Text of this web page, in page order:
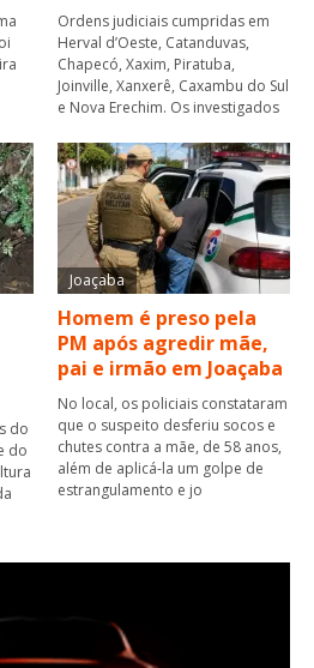
Ordens judiciais cumpridas em
Herval d’Oeste, Catanduvas,
Chapecó, Xaxim, Piratuba,
Joinville, Xanxerê, Caxambu do Sul
e Nova Erechim. Os investigados
do
do
Joaçaba
Homem é preso pela
PM após agredir mãe,
pai e irmão em Joaçaba
No local, os policiais constataram
que o suspeito desferiu socos e
chutes contra a mãe, de 58 anos,
além de aplicá-la um golpe de
estrangulamento e jo